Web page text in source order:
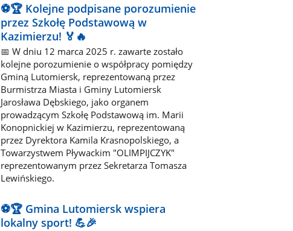
⚽🏆 Kolejne podpisane porozumienie
przez Szkołę Podstawową w
Kazimierzu! 🏅🔥
📅 W dniu 12 marca 2025 r. zawarte zostało
kolejne porozumienie o współpracy pomiędzy
Gminą Lutomiersk, reprezentowaną przez
Burmistrza Miasta i Gminy Lutomiersk
Jarosława Dębskiego, jako organem
prowadzącym Szkołę Podstawową im. Marii
Konopnickiej w Kazimierzu, reprezentowaną
przez Dyrektora Kamila Krasnopolskiego, a
Towarzystwem Pływackim "OLIMPIJCZYK"
reprezentowanym przez Sekretarza Tomasza
Lewińskiego.
⚽🏆 Gmina Lutomiersk wspiera
lokalny sport! 💪🎉